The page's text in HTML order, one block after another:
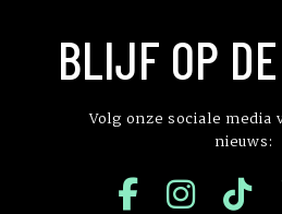
BLIJF OP
Volg onze sociale media
nieuws: